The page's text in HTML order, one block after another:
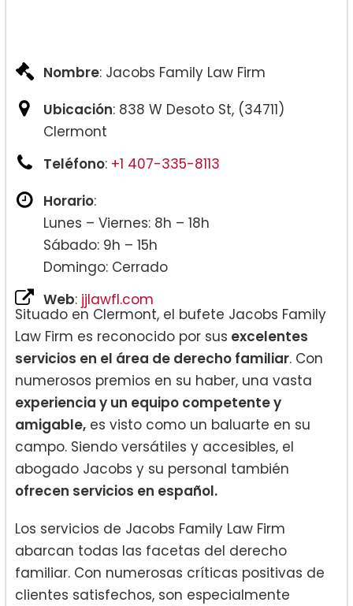
Nombre: Jacobs Family Law Firm
Ubicación: 838 W Desoto St, (34711)
Clermont
Teléfono: +1 407-335-8113
Horario:
Lunes – Viernes: 8h – 18h
Sábado: 9h – 15h
Domingo: Cerrado
Web: jjlawfl.com
Situado en Clermont, el bufete Jacobs Family
Law Firm es reconocido por sus excelentes
servicios en el área de derecho familiar. Con
numerosos premios en su haber, una vasta
experiencia y un equipo competente y
amigable, es visto como un baluarte en su
campo. Siendo versátiles y accesibles, el
abogado Jacobs y su personal también
ofrecen servicios en español.
Los servicios de Jacobs Family Law Firm
abarcan todas las facetas del derecho
familiar. Con numerosas críticas positivas de
clientes satisfechos, son especialmente